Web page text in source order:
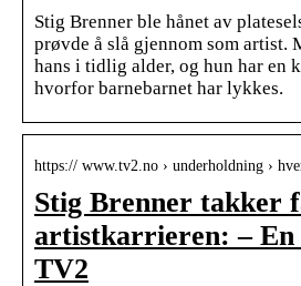
Stig Brenner ble hånet av
prøvde å slå gjennom som artist.
hans i tidlig alder, og hun har en
hvorfor barnebarnet har lykkes.
https:// www.tv2.no › underholdning ›
Stig Brenner takker
artistkarrieren: –
TV2